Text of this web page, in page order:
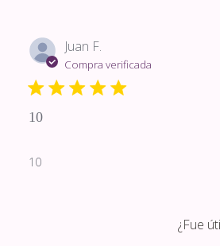
Juan F.
Compra verificada
10
10
¿Fue